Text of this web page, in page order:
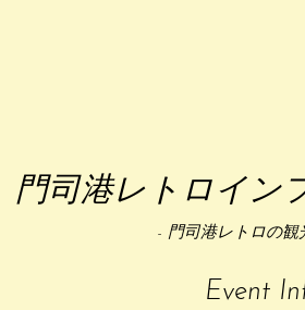
門司港レトロイン
- 門司港レトロの観
Event